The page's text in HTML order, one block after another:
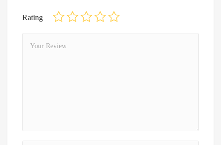
Rating